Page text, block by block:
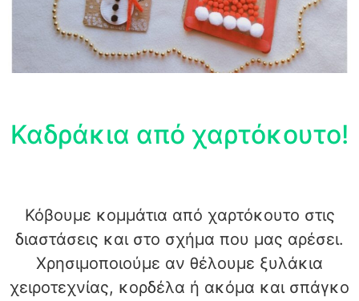
Καδράκια από χαρτόκουτο!
Κόβουμε κομμάτια από χαρτόκουτο στις
διαστάσεις και στο σχήμα που μας αρέσει.
Χρησιμοποιούμε αν θέλουμε ξυλάκια
χειροτεχνίας, κορδέλα ή ακόμα και σπάγκο